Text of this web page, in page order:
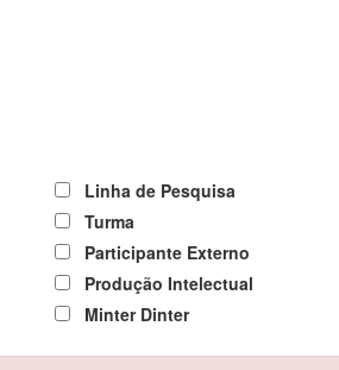
Linha de Pesquisa
Turma
Participante Externo
Produção Intelectual
Minter Dinter